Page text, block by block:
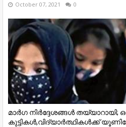
October 07, 2021 0
മാർഗ നിർദ്ദേശങ്ങൾ
കുട്ടികൾ,വിദ്യാർത്ഥികൾക്ക്